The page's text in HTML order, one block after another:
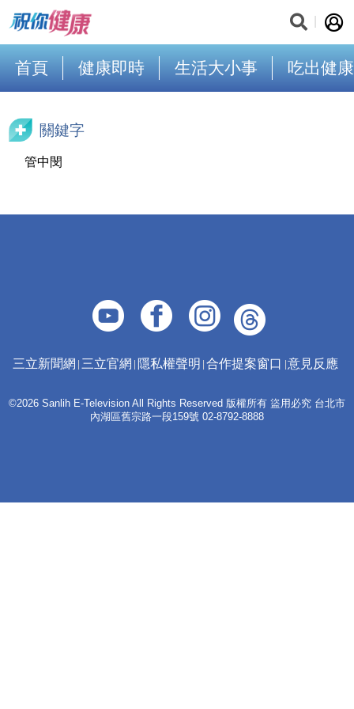
首頁 健康即時 生活大小事 吃出健康
關鍵字
管中閔
三立新聞網 三立官網 隱私權聲明 合作提案窗口 意見反應
©2026 Sanlih E-Television All Rights Reserved 版權所有 盜用必究 台北市
內湖區舊宗路一段159號 02-8792-8888